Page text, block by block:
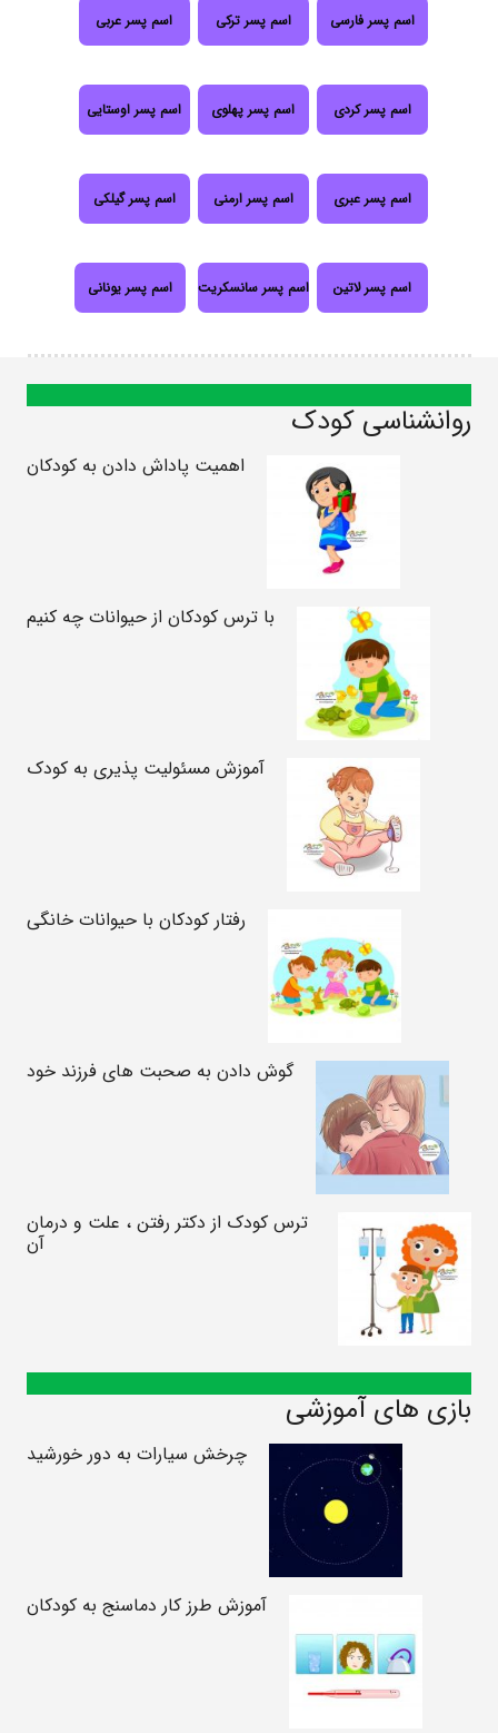
اسم پسر فارسی اسم پسر ترکی اسم پسر عربی
اسم پسر کردی اسم پسر پهلوی اسم پسر اوستایی
اسم پسر عبری اسم پسر ارمنی اسم پسر گیلکی
اسم پسر لاتین اسم پسر سانسکریت اسم پسر یونانی
روانشناسی کودک
اهمیت پاداش دادن به کودکان
با ترس کودکان از حیوانات چه کنیم
آموزش مسئولیت پذیری به کودک
رفتار کودکان با حیوانات خانگی
گوش دادن به صحبت های فرزند خود
ترس کودک از دکتر رفتن ، علت و درمان
آن
بازی های آموزشی
چرخش سیارات به دور خورشید
آموزش طرز کار دماسنج به کودکان